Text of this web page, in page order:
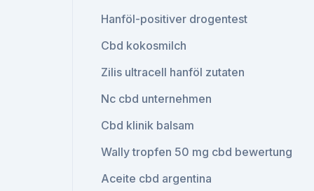
Hanföl-positiver drogentest
Cbd kokosmilch
Zilis ultracell hanföl zutaten
Nc cbd unternehmen
Cbd klinik balsam
Wally tropfen 50 mg cbd bewertung
Aceite cbd argentina